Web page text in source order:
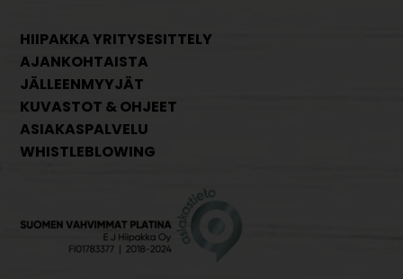
HIIPAKKA YRITYSESITTELY
AJANKOHTAISTA
JÄLLEENMYYJÄT
KUVASTOT & OHJEET
ASIAKASPALVELU
WHISTLEBLOWING